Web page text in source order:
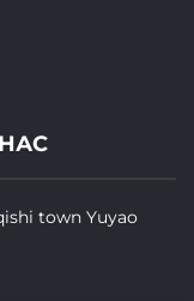
town Yuyao